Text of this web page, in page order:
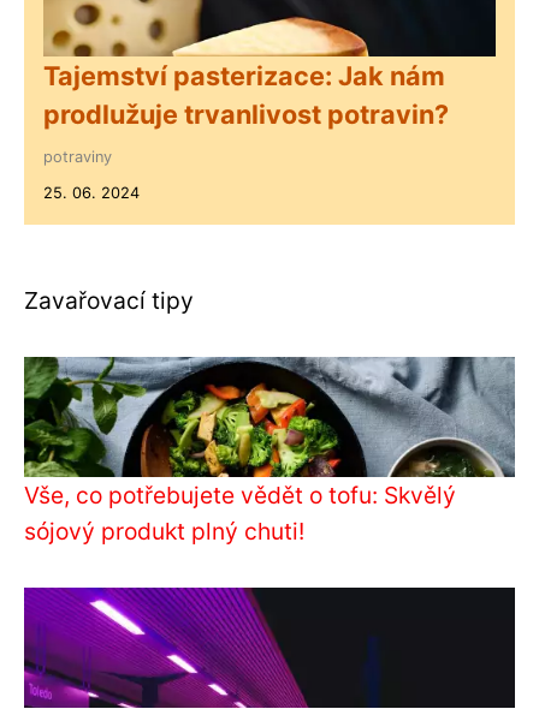
Tajemství pasterizace: Jak nám
prodlužuje trvanlivost potravin?
potraviny
25. 06. 2024
Zavařovací tipy
Vše, co potřebujete vědět o tofu: Skvělý
sójový produkt plný chuti!